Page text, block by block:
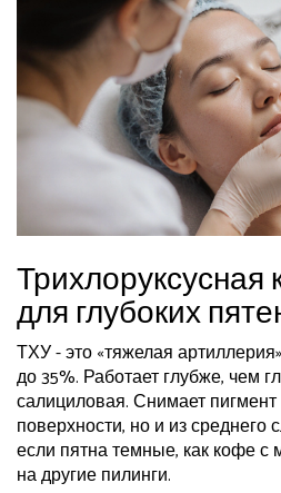
Трихлоруксусная
для глубоких
ТХУ - это «тяжелая
до 35%. Работает глубже, чем
салициловая. Снимает пигмент
поверхности, но и из среднего
если пятна темные, как кофе с
на другие пилинги.